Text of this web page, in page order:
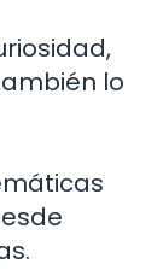
lo